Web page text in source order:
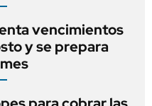
vencimientos
y se prepara